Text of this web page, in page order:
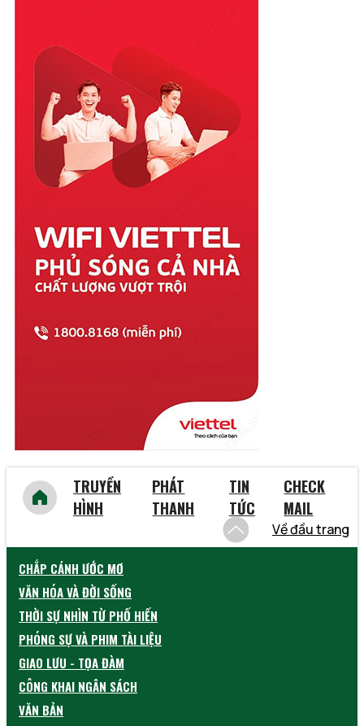
Quảng Ngãi
Quảng Ninh
Quảng Trị
Sóc Trăng
Sơn La
Tây Ninh
Thái Bình
Thái Nguyên
Thừa Thiên Huế
Tiền Giang
Trà Vinh
Tuyên Quang
Vĩnh Phúc
Vũng Tàu
TRUYỀN
HÌNH
PHÁT
THANH
TIN
TỨC
CHECK
MAIL
Về đầu trang
CHẮP CÁNH ƯỚC MƠ
VĂN HÓA VÀ ĐỜI SỐNG
THỜI SỰ NHÌN TỪ PHỐ HIẾN
PHÓNG SỰ VÀ PHIM TÀI LIỆU
GIAO LƯU - TỌA ĐÀM
CÔNG KHAI NGÂN SÁCH
VĂN BẢN